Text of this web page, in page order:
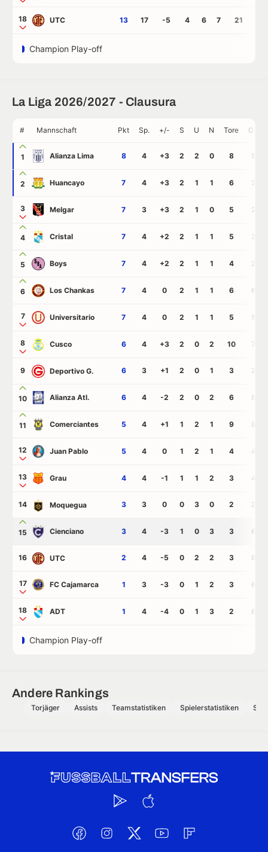
18 UTC 13 17 -5 4 6 7 21
Champion Play-off
La Liga 2026/2027 - Clausura
# Mannschaft Pkt Sp. +/- S U N Tore GT
1 Alianza Lima 8 4 +3 2 2 0 8 5
2 Huancayo 7 4 +3 2 1 1 6 3
3 Melgar 7 3 +3 2 1 0 5 2
4 Cristal 7 4 +2 2 1 1 5 3
5 Boys 7 4 +2 2 1 1 4 2
6 Los Chankas 7 4 0 2 1 1 6 6
7 Universitario 7 4 0 2 1 1 5 5
8 Cusco 6 4 +3 2 0 2 10 7
9 Deportivo G. 6 3 +1 2 0 1 3 2
10 Alianza Atl. 6 4 -2 2 0 2 6 8
11 Comerciantes 5 4 +1 1 2 1 9 8
12 Juan Pablo 5 4 0 1 2 1 4 4
13 Grau 4 4 -1 1 1 2 3 4
14 Moquegua 3 3 0 0 3 0 2 2
15 Cienciano 3 4 -3 1 0 3 3 6
16 UTC 2 4 -5 0 2 2 3 8
17 FC Cajamarca 1 3 -3 0 1 2 3 6
18 ADT 1 4 -4 0 1 3 2 6
Champion Play-off
Andere Rankings
Torjäger Assists Teamstatistiken Spielerstatistiken